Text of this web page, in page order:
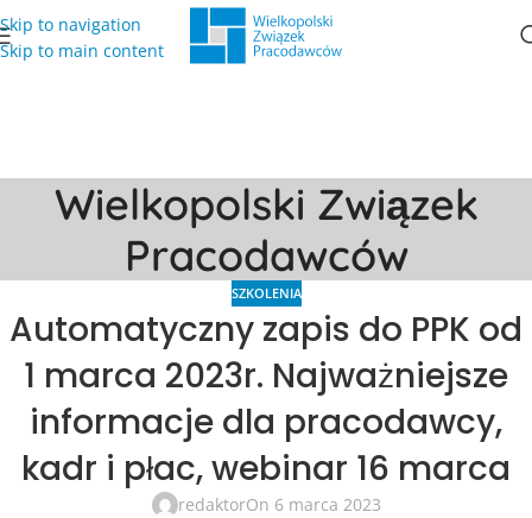
Skip to navigation
Skip to main content
Wielkopolski Związek
Pracodawców
SZKOLENIA
Automatyczny zapis do PPK od
1 marca 2023r. Najważniejsze
informacje dla pracodawcy,
kadr i płac, webinar 16 marca
redaktorOn 6 marca 2023